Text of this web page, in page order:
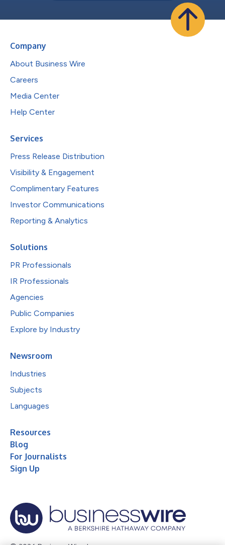
Company
About Business Wire
Careers
Media Center
Help Center
Services
Press Release Distribution
Visibility & Engagement
Complimentary Features
Investor Communications
Reporting & Analytics
Solutions
PR Professionals
IR Professionals
Agencies
Public Companies
Explore by Industry
Newsroom
Industries
Subjects
Languages
Resources
Blog
For Journalists
Sign Up